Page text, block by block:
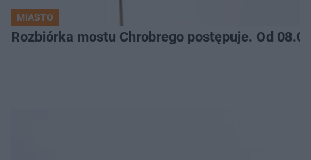
MIASTO
Rozbiórka mostu Chrobrego postępuje. Od